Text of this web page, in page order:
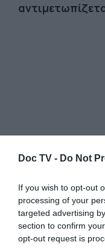
Doc TV - Do Not
If you wish to opt-out
processing of your
targeted advertising
section to confirm
opt-out request is
Όπως γράφει ο
τρέλα
εθνών, στα οποία